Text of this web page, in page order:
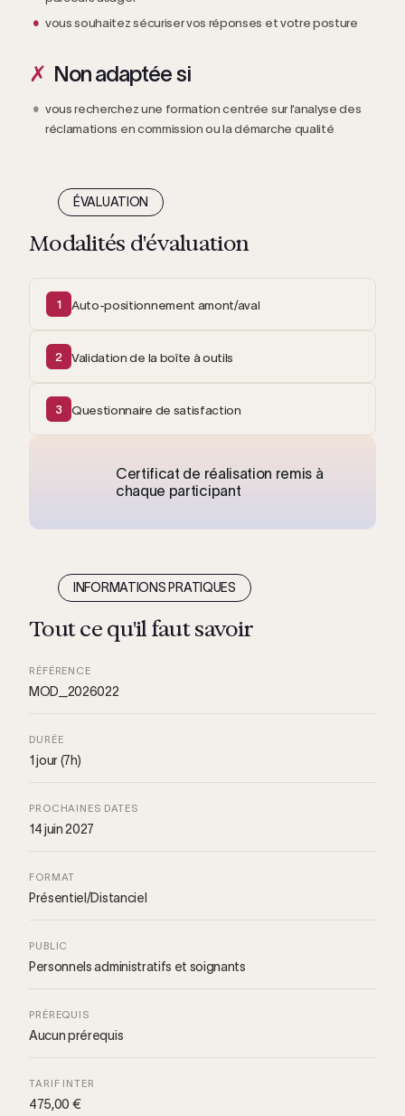
vous souhaitez sécuriser vos réponses et votre posture
Non adaptée si
vous recherchez une formation centrée sur l’analyse des
réclamations en commission ou la démarche qualité
ÉVALUATION
Modalités d'évaluation
1 Auto-positionnement amont/aval
2 Validation de la boîte à outils
3 Questionnaire de satisfaction
Certificat de réalisation remis à
chaque participant
INFORMATIONS PRATIQUES
Tout ce qu'il faut savoir
RÉFÉRENCE
MOD_2026022
DURÉE
1 jour (7h)
PROCHAINES DATES
14 juin 2027
FORMAT
Présentiel/Distanciel
PUBLIC
Personnels administratifs et soignants
PRÉREQUIS
Aucun prérequis
TARIF INTER
475,00 €